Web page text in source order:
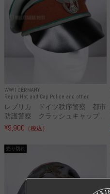
WWII GERMANY
Repro Hat and Cap Police and other
レプリカ ドイツ秩序警察 都市
防護警察 クラッシュキャップ...
¥9,900 （税込）
売り切れ